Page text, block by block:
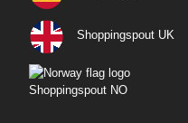
Shoppingspout UK
Shoppingspout NO